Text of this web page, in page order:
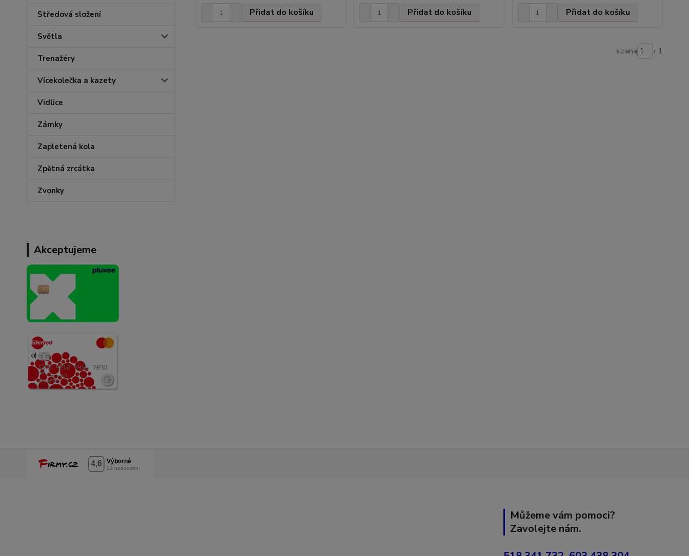
Středová složení
Světla
Trenažéry
Vícekolečka a kazety
Vidlice
Zámky
Zapletená kola
Zpětná zrcátka
Zvonky
Akceptujeme
Přidat do košíku Přidat do košíku Přidat do košíku
strana z 1
Můžeme vám pomoci?
Zavolejte nám.